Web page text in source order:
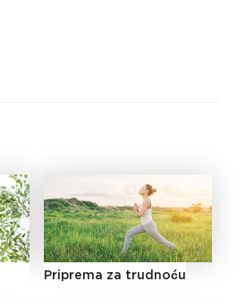
Priprema za trudnoću